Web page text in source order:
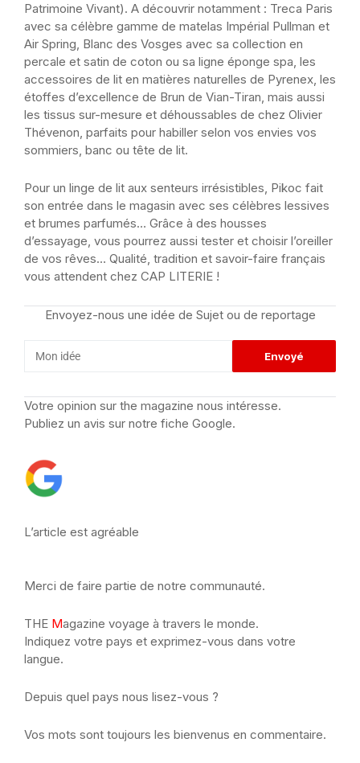
Patrimoine Vivant). A découvrir notamment : Treca Paris
avec sa célèbre gamme de matelas Impérial Pullman et
Air Spring, Blanc des Vosges avec sa collection en
percale et satin de coton ou sa ligne éponge spa, les
accessoires de lit en matières naturelles de Pyrenex, les
étoffes d’excellence de Brun de Vian-Tiran, mais aussi
les tissus sur-mesure et déhoussables de chez Olivier
Thévenon, parfaits pour habiller selon vos envies vos
sommiers, banc ou tête de lit.
Pour un linge de lit aux senteurs irrésistibles, Pikoc fait
son entrée dans le magasin avec ses célèbres lessives
et brumes parfumés… Grâce à des housses
d’essayage, vous pourrez aussi tester et choisir l’oreiller
de vos rêves… Qualité, tradition et savoir-faire français
vous attendent chez CAP LITERIE !
Envoyez-nous une idée de Sujet ou de reportage
Votre opinion sur the magazine nous intéresse.
Publiez un avis sur notre fiche Google.
L’article est agréable
Merci de faire partie de notre communauté.
THE Magazine voyage à travers le monde.
Indiquez votre pays et exprimez-vous dans votre
langue.
Depuis quel pays nous lisez-vous ?
Vos mots sont toujours les bienvenus en commentaire.